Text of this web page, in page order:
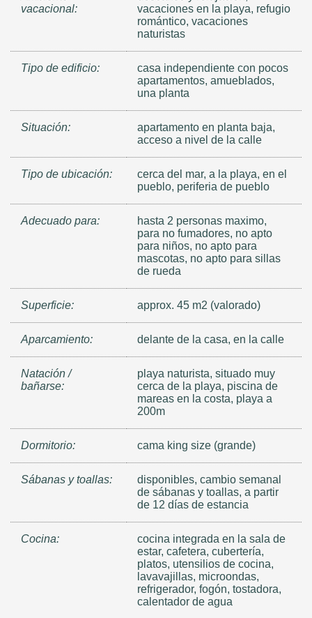
vacacional:
vacaciones en la playa, refugio
romántico, vacaciones
naturistas
Tipo de edificio:
casa independiente con pocos
apartamentos, amueblados,
una planta
Situación:
apartamento en planta baja,
acceso a nivel de la calle
Tipo de ubicación:
cerca del mar, a la playa, en el
pueblo, periferia de pueblo
Adecuado para:
hasta 2 personas maximo,
para no fumadores, no apto
para niños, no apto para
mascotas, no apto para sillas
de rueda
Superficie: approx. 45 m2 (valorado)
Aparcamiento: delante de la casa, en la calle
Natación /
bañarse:
playa naturista, situado muy
cerca de la playa, piscina de
mareas en la costa, playa a
200m
Dormitorio: cama king size (grande)
Sábanas y toallas:
disponibles, cambio semanal
de sábanas y toallas, a partir
de 12 días de estancia
Cocina:
cocina integrada en la sala de
estar, cafetera, cubertería,
platos, utensilios de cocina,
lavavajillas, microondas,
refrigerador, fogón, tostadora,
calentador de agua